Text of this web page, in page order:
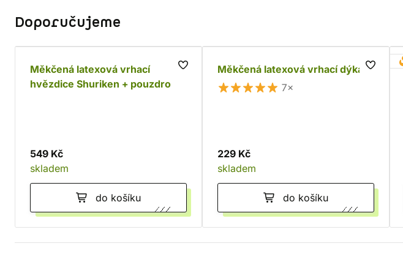
Doporučujeme
Měkčená latexová vrhací
hvězdice Shuriken + pouzdro
549 Kč
skladem
do košíku
Měkčená latexová vrhací dýka
7×
229 Kč
skladem
do košíku